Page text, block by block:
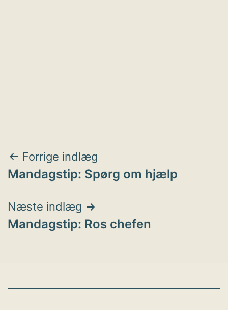
Indlægsnavigation
Forrige indlæg
Mandagstip: Spørg om hjælp
Næste indlæg
Mandagstip: Ros chefen